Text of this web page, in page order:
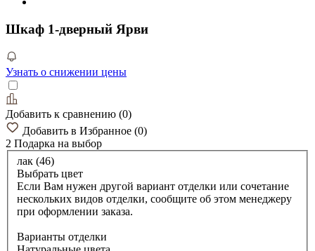
Шкаф 1-дверный Ярви
Узнать о снижении цены
Добавить к сравнению (0)
Добавить в Избранное (0)
2 Подарка на выбор
лак (46)
Выбрать цвет
Если Вам нужен другой вариант отделки или сочетание
нескольких видов отделки, сообщите об этом менеджеру
при оформлении заказа.
Варианты отделки